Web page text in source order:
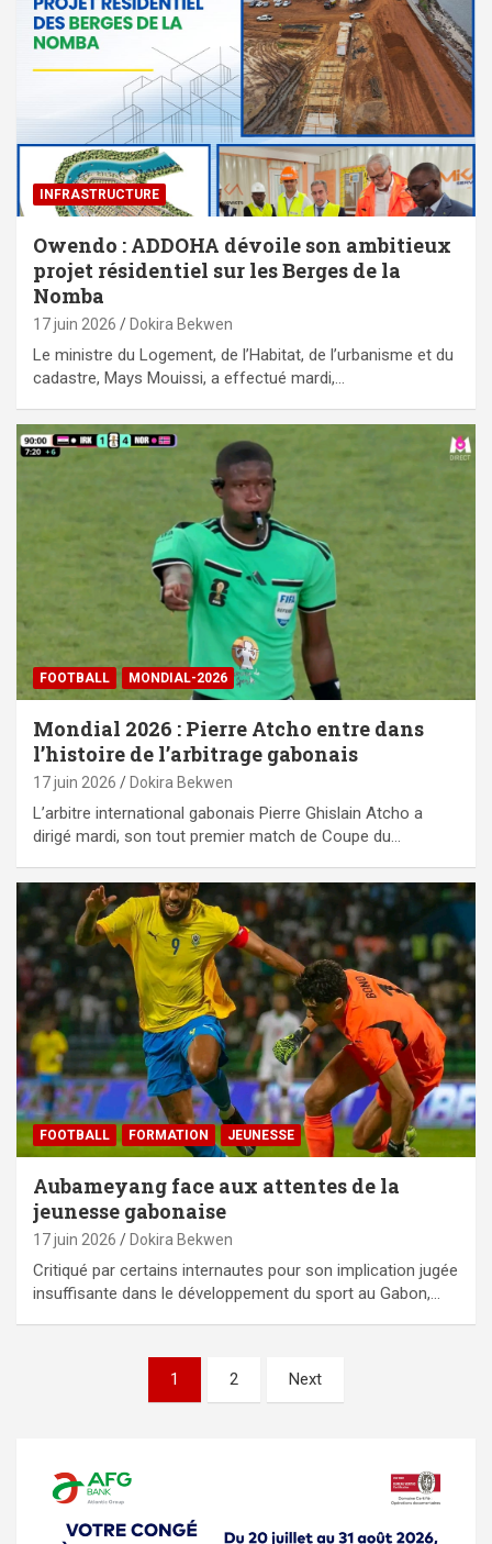
⁠INFRASTRUCTURE
Owendo : ADDOHA dévoile son ambitieux
projet résidentiel sur les Berges de la
Nomba
17 juin 2026 Dokira Bekwen
Le ministre du Logement, de l’Habitat, de l’urbanisme et du
cadastre, Mays Mouissi, a effectué mardi,…
FOOTBALL MONDIAL-2026
Mondial 2026 : Pierre Atcho entre dans
l’histoire de l’arbitrage gabonais
17 juin 2026 Dokira Bekwen
L’arbitre international gabonais Pierre Ghislain Atcho a
dirigé mardi, son tout premier match de Coupe du…
FOOTBALL FORMATION JEUNESSE
Aubameyang face aux attentes de la
jeunesse gabonaise
17 juin 2026 Dokira Bekwen
Critiqué par certains internautes pour son implication jugée
insuffisante dans le développement du sport au Gabon,…
1 2 Next